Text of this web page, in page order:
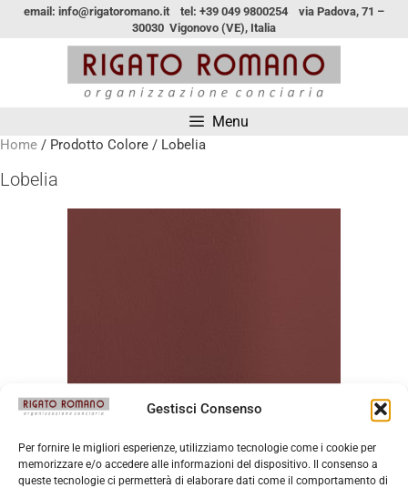
Gestisci Consenso
Per fornire le migliori esperienze, utilizziamo tecnologie come i cookie per
memorizzare e/o accedere alle informazioni del dispositivo. Il consenso a
queste tecnologie ci permetterà di elaborare dati come il comportamento di
email: info@rigatoromano.it tel: +39 049 9800254 via Padova, 71 –
30030 Vigonovo (VE), Italia
Menu
Home / Prodotto Colore / Lobelia
Lobelia